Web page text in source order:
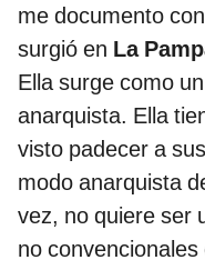
me documento
surgió en La
Ella surge como
anarquista. Ella
visto padecer a
modo anarquista
vez, no quiere ser
no